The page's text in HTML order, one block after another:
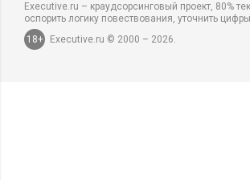
Executive.ru – краудсорсинговый проект, 80%
оспорить логику повествования, уточнить
18+
Executive.ru © 2000 – 2026.